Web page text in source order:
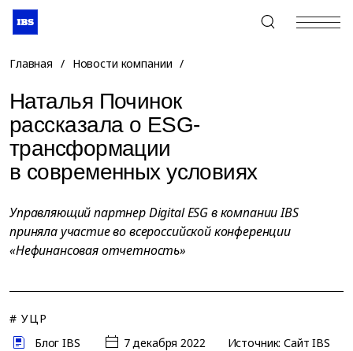
+7 (495) 967-80-80
Главная / Новости компании /
Наталья Починок
рассказала о ESG-
трансформации
в современных условиях
Управляющий партнер Digital ESG в компании IBS
приняла участие во всероссийской конференции
«Нефинансовая отчетность»
# УЦР
Блог IBS
7 декабря 2022 Источник: Сайт IBS